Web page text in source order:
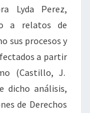
Lyda Perez,
a relatos de
sus procesos y
a partir
(Castillo, J.
dicho análisis,
de Derechos